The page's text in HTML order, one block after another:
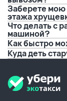
о
времени
прибытия.
Спасибо!!!
Заберете
этажа
Что делать с
машиной?
Как быстро
Куда деть